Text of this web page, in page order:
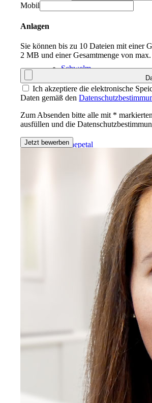
Schwelm
Ennepetal
Ihre Vorteile
Initiativbewerbung
Mobil
Anlagen
Sie können bis zu 10 Dateien mit einer
2 MB und einer Gesamtmenge von
Ich akzeptiere die elektronische
Daten gemäß den
Zum Absenden bitte alle mit *
ausfüllen und die
Jetzt bewerben